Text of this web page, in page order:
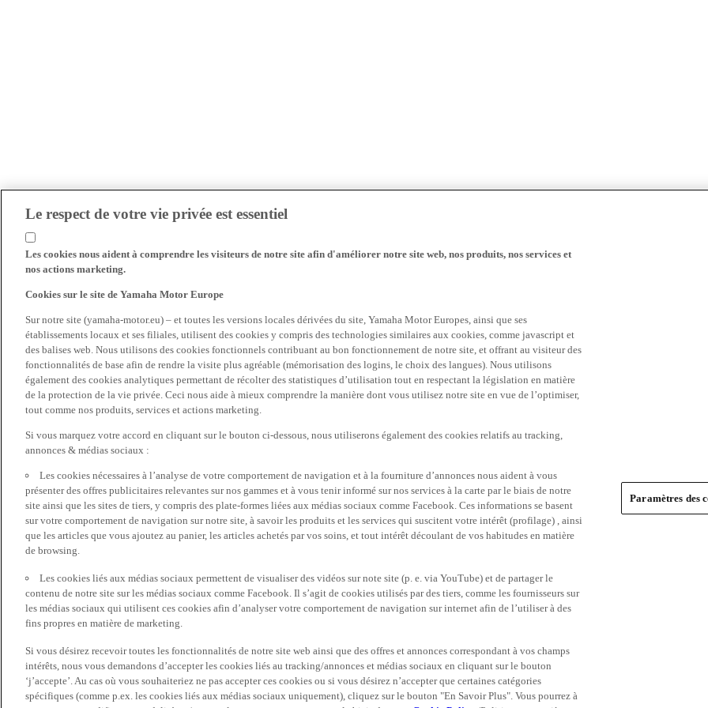
Le respect de votre vie privée est essentiel
Les cookies nous aident à comprendre les visiteurs de notre site afin d'améliorer notre site web, nos produits, nos services et
nos actions marketing.
Cookies sur le site de Yamaha Motor Europe
Sur notre site (yamaha-motor.eu) – et toutes les versions locales dérivées du site, Yamaha Motor Europes, ainsi que ses
établissements locaux et ses filiales, utilisent des cookies y compris des technologies similaires aux cookies, comme javascript et
des balises web. Nous utilisons des cookies fonctionnels contribuant au bon fonctionnement de notre site, et offrant au visiteur des
fonctionnalités de base afin de rendre la visite plus agréable (mémorisation des logins, le choix des langues). Nous utilisons
également des cookies analytiques permettant de récolter des statistiques d’utilisation tout en respectant la législation en matière
de la protection de la vie privée. Ceci nous aide à mieux comprendre la manière dont vous utilisez notre site en vue de l’optimiser,
tout comme nos produits, services et actions marketing.
Si vous marquez votre accord en cliquant sur le bouton ci-dessous, nous utiliserons également des cookies relatifs au tracking,
annonces & médias sociaux :
Les cookies nécessaires à l’analyse de votre comportement de navigation et à la fourniture d’annonces nous aident à vous
présenter des offres publicitaires relevantes sur nos gammes et à vous tenir informé sur nos services à la carte par le biais de notre
site ainsi que les sites de tiers, y compris des plate-formes liées aux médias sociaux comme Facebook. Ces informations se basent
sur votre comportement de navigation sur notre site, à savoir les produits et les services qui suscitent votre intérêt (profilage) , ainsi
que les articles que vous ajoutez au panier, les articles achetés par vos soins, et tout intérêt découlant de vos habitudes en matière
de browsing.
Les cookies liés aux médias sociaux permettent de visualiser des vidéos sur note site (p. e. via YouTube) et de partager le
contenu de notre site sur les médias sociaux comme Facebook. Il s’agit de cookies utilisés par des tiers, comme les fournisseurs sur
les médias sociaux qui utilisent ces cookies afin d’analyser votre comportement de navigation sur internet afin de l’utiliser à des
fins propres en matière de marketing.
Si vous désirez recevoir toutes les fonctionnalités de notre site web ainsi que des offres et annonces correspondant à vos champs
intérêts, nous vous demandons d’accepter les cookies liés au tracking/annonces et médias sociaux en cliquant sur le bouton
‘j’accepte’. Au cas où vous souhaiteriez ne pas accepter ces cookies ou si vous désirez n’accepter que certaines catégories
spécifiques (comme p.ex. les cookies liés aux médias sociaux uniquement), cliquez sur le bouton "En Savoir Plus". Vous pourrez à
Paramètres des